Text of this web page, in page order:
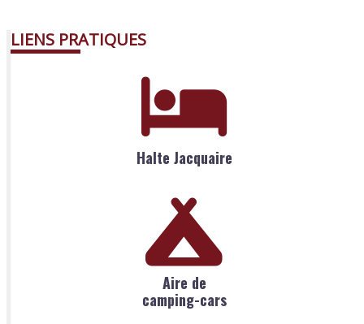
LIENS PRATIQUES
Halte Jacquaire
Aire de
camping-cars